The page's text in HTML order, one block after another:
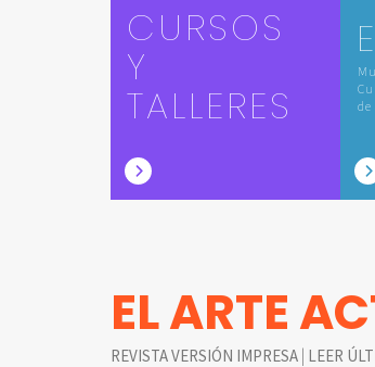
CURSOS
Y
TALLERES
de
EL ARTE
REVISTA VERSIÓN IMPRESA | LEER